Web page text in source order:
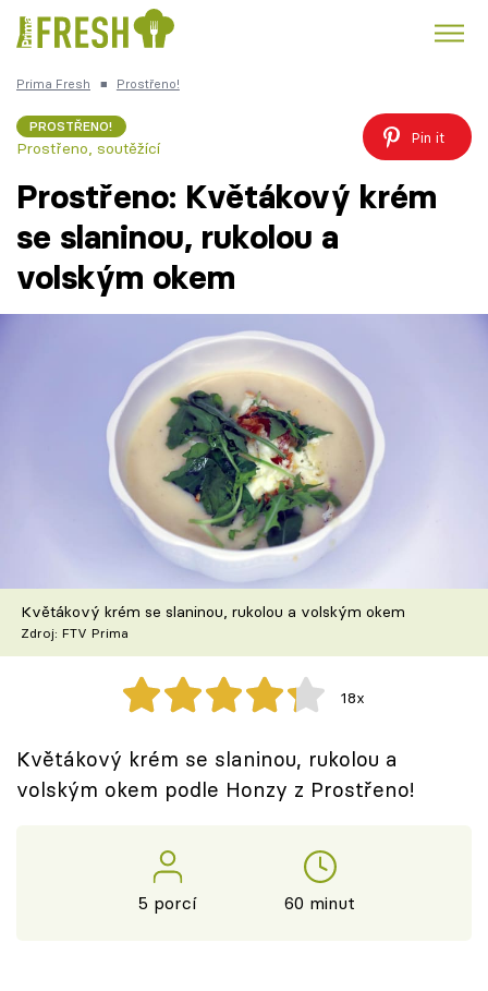
Česká kuchyně
Témata
TV Program
Škola vaření
Speciál: Cuketa
Těhotnej kuchař
Přihlášení
Prima Fresh ■ Prostřeno!
PROSTŘENO!
Prostřeno, soutěžící
Pin it
Prostřeno: Květákový krém
se slaninou, rukolou a
volským okem
Květákový krém se slaninou, rukolou a volským okem
Zdroj: FTV Prima
18x
Květákový krém se slaninou, rukolou a
volským okem podle Honzy z Prostřeno!
5 porcí 60 minut